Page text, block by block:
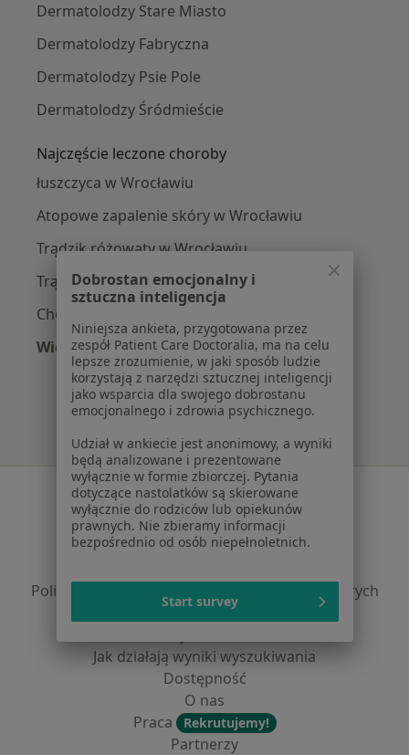
Dermatolodzy Stare Miasto
Dermatolodzy Fabryczna
Dermatolodzy Psie Pole
Dermatolodzy Śródmieście
Najczęście leczone choroby
łuszczyca w Wrocławiu
Atopowe zapalenie skóry w Wrocławiu
Trądzik różowaty w Wrocławiu
Trądzik w Wrocławiu
Choroby skóry w Wrocławiu
Więcej (15)
Więcej w kategorii: Najczęście leczone
Serwis
Regulamin
Polityka prywatności pacjentów
Polityka prywatności dla profesjonalistów, których
dane pozyskaliśmy samodzielnie
Jak działają wyniki wyszukiwania
Dostępność
O nas
Praca
Rekrutujemy!
Partnerzy
Dobrostan emocjonalny i
sztuczna inteligencja
Niniejsza ankieta, przygotowana przez
zespół Patient Care Doctoralia, ma na celu
lepsze zrozumienie, w jaki sposób ludzie
korzystają z narzędzi sztucznej inteligencji
jako wsparcia dla swojego dobrostanu
emocjonalnego i zdrowia psychicznego.
Udział w ankiecie jest anonimowy, a wyniki
będą analizowane i prezentowane
wyłącznie w formie zbiorczej. Pytania
dotyczące nastolatków są skierowane
wyłącznie do rodziców lub opiekunów
prawnych. Nie zbieramy informacji
bezpośrednio od osób niepełnoletnich.
Start survey